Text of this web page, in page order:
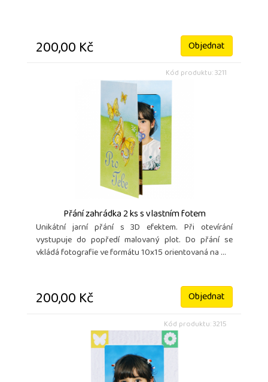
200,00 Kč Objednat
Kód produktu: 3211
Přání zahrádka 2 ks s vlastním fotem
Unikátní jarní přání s 3D efektem. Při otevírání
vystupuje do popředí malovaný plot. Do přání se
vkládá fotografie ve formátu 10x15 orientovaná na ...
200,00 Kč Objednat
Kód produktu: 3215